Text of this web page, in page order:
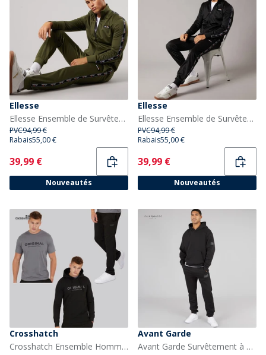
Ellesse
Ellesse Ensemble de Survêtement Barelo à bandes en polyester Homme Khaki
PVC94,99 €
Rabais55,00 €
Current
39,99 €
Nouveautés
Ellesse
Ellesse Ensemble de Survêtement Barelo à bandes en polyester Homme Noir
PVC94,99 €
Rabais55,00 €
Current
39,99 €
Nouveautés
Crosshatch
Crosshatch Ensemble Homme T-shirt à Capuche Chemberry et Joggers à Ourlet Ouvert Noir/Charbon
Avant Garde
Avant Garde Survêtement à Badge Homme Noir